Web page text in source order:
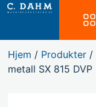
Hjem / Produkter /
metall SX 815 DVP